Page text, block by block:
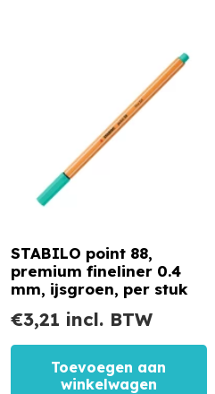
STABILO point 88,
premium fineliner 0.4
mm, ijsgroen, per stuk
€3,21 incl. BTW
Toevoegen aan
winkelwagen